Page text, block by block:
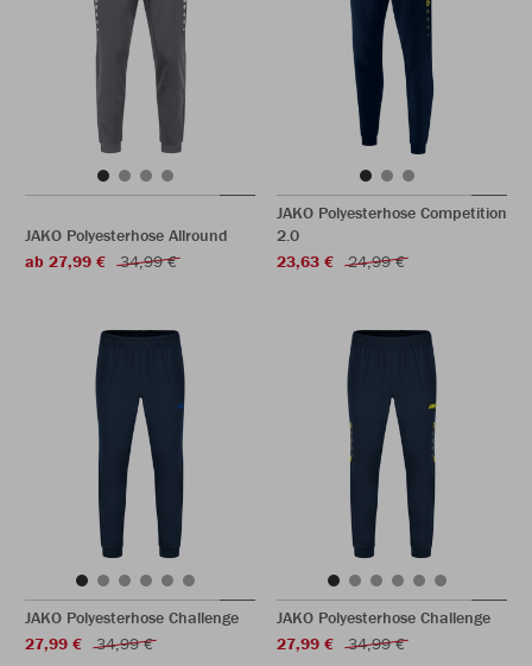
JAKO Polyesterhose Allround
ab 27,99 €
34,99 €
JAKO Polyesterhose Competition
2.0
23,63 €
24,99 €
JAKO Polyesterhose Challenge
27,99 €
34,99 €
JAKO Polyesterhose Challenge
27,99 €
34,99 €